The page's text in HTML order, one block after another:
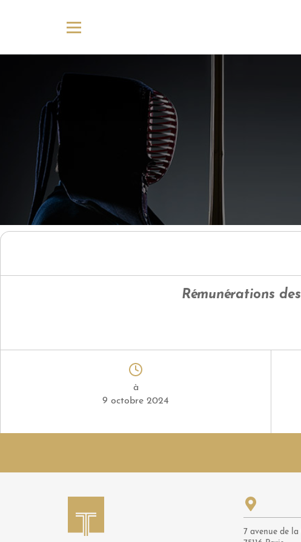
Rémunérations
à
9 octobre 2024
7 avenue de